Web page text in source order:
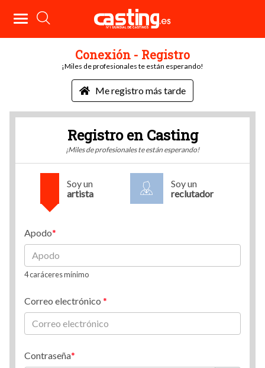
Conexión - Registro
¡Miles de profesionales te están esperando!
Me registro más tarde
Registro en Casting
¡Miles de profesionales te están esperando!
Soy un
artista
Soy un
reclutador
Apodo
4 caráceres mínimo
Correo electrónico
Contraseña